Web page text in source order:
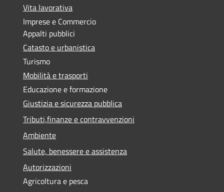
Vita lavorativa
Imprese e Commercio
Appalti pubblici
Catasto e urbanistica
Turismo
Mobilità e trasporti
Educazione e formazione
Giustizia e sicurezza pubblica
Tributi,finanze e contravvenzioni
Ambiente
Salute, benessere e assistenza
Autorizzazioni
Agricoltura e pesca